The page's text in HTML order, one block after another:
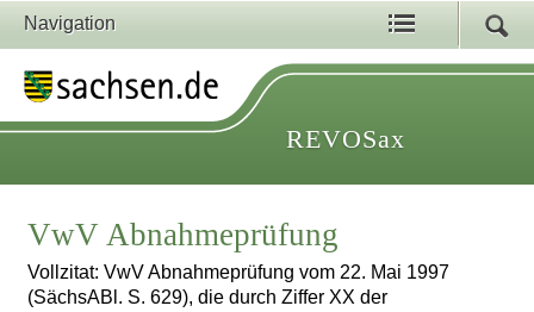
Navigation
REVOSax
VwV Abnahmeprüfung
Vollzitat: VwV Abnahmeprüfung vom 22. Mai 1997
(SächsABl. S. 629), die durch Ziffer XX der